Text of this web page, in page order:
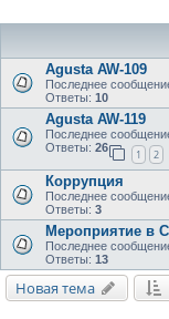
Agusta AW-109
Последнее
Ответы: 10
Agusta AW-119
Последнее
Ответы: 26
1 2
Коррупция
Последнее
Ответы: 3
Мероприятие в
Последнее
Ответы: 13
Новая тема